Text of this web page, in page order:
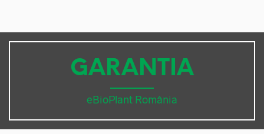
GARANTIA
eBioPlant România